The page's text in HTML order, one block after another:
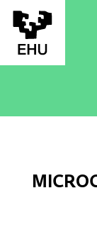
Saltar al contenido